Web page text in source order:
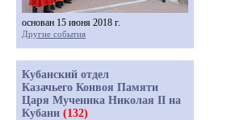
основан 15 июня 2018 г.
Другие события
Кубанский отдел
Казачьего Конвоя Памяти
Царя Мученика Николая II на
Кубани (132)